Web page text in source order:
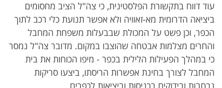
עוד דווח בתקשורת הפלסטינית, כי צה"ל הציב מחסומים
ביציאה הדרומית מא-זאוויה ולא אפשר תנועת כלי רכב לתוך
הכפר, וכן פשט על המכולת שבבעלות משפחת המחבל
והחרים מצלמות אבטחה שהוצבו במקום. מדובר צה"ל נמסר
כי במהלך הפעילות הלילית בכפר - מיפו הכוחות את בית
המחבל לצורך בחינת אפשרות הריסתו, ביצעו סריקות
נרחבות ובידוקים בכניסות וביציאות לכפרים.